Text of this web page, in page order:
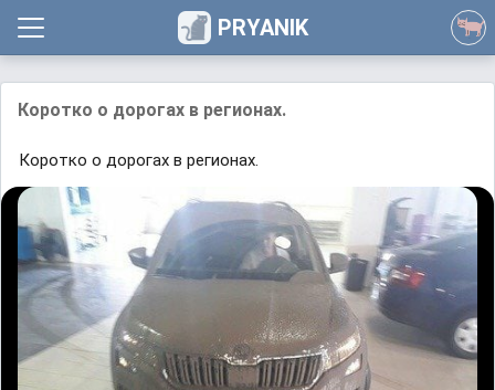
PRYANIK
Коротко о дорогах в регионах.
Коротко о дорогах в регионах.